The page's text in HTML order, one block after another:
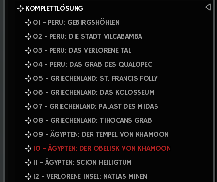
KOMPLETTLÖSUNG
01 - PERU: GEBIRGSHÖHLEN
02 - PERU: DIE STADT VILCABAMBA
03 - PERU: DAS VERLORENE TAL
04 - PERU: DAS GRAB DES QUALOPEC
05 - GRIECHENLAND: ST. FRANCIS FOLLY
06 - GRIECHENLAND: DAS KOLOSSEUM
07 - GRIECHENLAND: PALAST DES MIDAS
08 - GRIECHENLAND: TIHOCANS GRAB
09 - ÄGYPTEN: DER TEMPEL VON KHAMOON
10 - ÄGYPTEN: DER OBELISK VON KHAMOON
11 - ÄGYPTEN: SCION HEILIGTUM
12 - VERLORENE INSEL: NATLAS MINEN